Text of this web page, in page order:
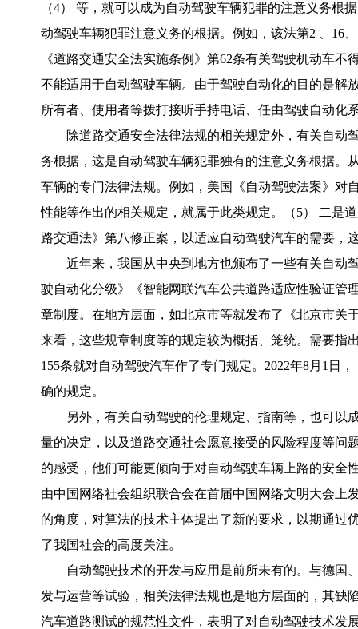
（4） 等，就可以成为自动驾驶车辆犯罪的注意义务
动驾驶车辆犯罪注意义务的根据。例如，该法第2 、16
《道路交通安全法实施条例》第62条有关驾驶机动车
不能适用于自动驾驶车辆。由于驾驶自动化的目的是解
所有者、使用者等拨打接听手持电话、任由驾驶自动化
除道路交通安全法律法规的相关规定外，有关自动
务根据，这是自动驾驶车辆犯罪独有的注意义务根据。
车辆的专门法律法规。例如，美国《自动驾驶法案》对
性能等作出的相关规定，就属于此类规定。（5） 二是
路交通法》第八修正案，以适应自动驾驶汽车的需要，
近年来，我国从中央到地方也颁布了一些有关自动
驶自动化分级》《智能网联汽车公共道路适应性验证管
章制度。在地方层面，如北京市等就发布了《北京市关
来看，这些规章制度等的规定较为概括、笼统。需要指
155条就对自动驾驶汽车作了专门规定。2022年8月1日
确的规定。
另外，有关自动驾驶的伦理规定、指南等，也可以
量的决定，以及道路交通社会愿意接受的风险程度等问
的感受，他们可能更倾向于对自动驾驶车辆上路的安全
由中国网络社会组织联合会在首届中国网络文明大会上
的角度，对算法的技术主体提出了新的要求，以期通过
了我国社会的高度关注。
自动驾驶技术的开发与应用是前所未有的。与德国
发与运营等试验，相关法律法规也是地方层面的，其缺
汽车道路测试的规范性文件，表明了对自动驾驶技术发